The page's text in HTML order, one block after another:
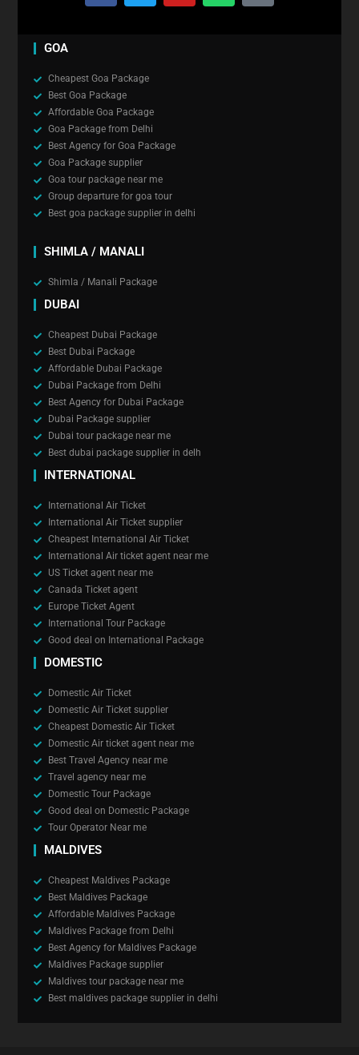
GOA
Cheapest Goa Package
Best Goa Package
Affordable Goa Package
Goa Package from Delhi
Best Agency for Goa Package
Goa Package supplier
Goa tour package near me
Group departure for goa tour
Best goa package supplier in delhi
SHIMLA / MANALI
Shimla / Manali Package
DUBAI
Cheapest Dubai Package
Best Dubai Package
Affordable Dubai Package
Dubai Package from Delhi
Best Agency for Dubai Package
Dubai Package supplier
Dubai tour package near me
Best dubai package supplier in delh
INTERNATIONAL
International Air Ticket
International Air Ticket supplier
Cheapest International Air Ticket
International Air ticket agent near me
US Ticket agent near me
Canada Ticket agent
Europe Ticket Agent
International Tour Package
Good deal on International Package
DOMESTIC
Domestic Air Ticket
Domestic Air Ticket supplier
Cheapest Domestic Air Ticket
Domestic Air ticket agent near me
Best Travel Agency near me
Travel agency near me
Domestic Tour Package
Good deal on Domestic Package
Tour Operator Near me
MALDIVES
Cheapest Maldives Package
Best Maldives Package
Affordable Maldives Package
Maldives Package from Delhi
Best Agency for Maldives Package
Maldives Package supplier
Maldives tour package near me
Best maldives package supplier in delhi